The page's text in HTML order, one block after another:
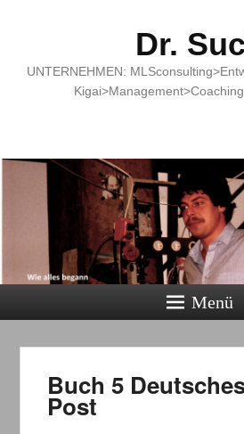
Dr.
UNTERNEHMEN:
Menü
Buch 5
Post